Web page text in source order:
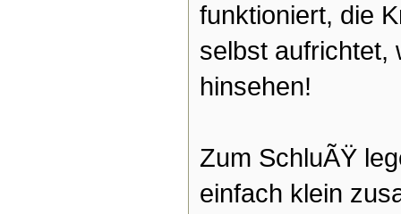
funktioniert, die
selbst aufrichtet,
hinsehen!
Zum SchluÃŸ
einfach klein